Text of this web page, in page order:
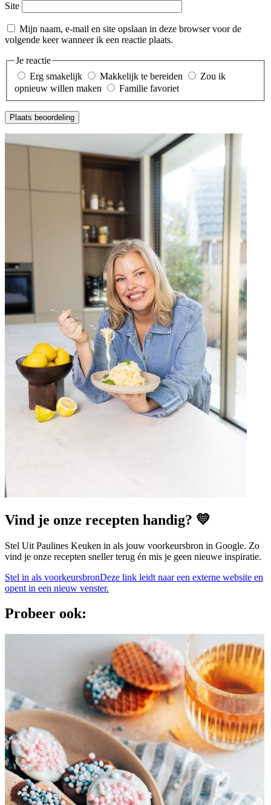
Site
Mijn naam, e-mail en site opslaan in deze browser voor de
volgende keer wanneer ik een reactie plaats.
Je reactie
Erg smakelijk
Makkelijk te bereiden
Zou ik
opnieuw willen maken
Familie favoriet
Plaats beoordeling
Vind je onze recepten handig? 💛
Stel Uit Paulines Keuken in als jouw voorkeursbron in Google. Zo
vind je onze recepten sneller terug én mis je geen nieuwe inspiratie.
Stel in als voorkeursbronDeze link leidt naar een externe website en
opent in een nieuw venster.
Probeer ook: